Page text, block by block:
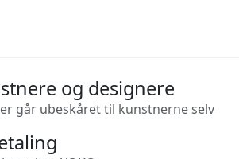
og designere
går ubeskåret til kunstnerne selv